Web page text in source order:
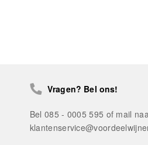
Vragen? Bel ons!
Bel 085 - 0005 595 of mail